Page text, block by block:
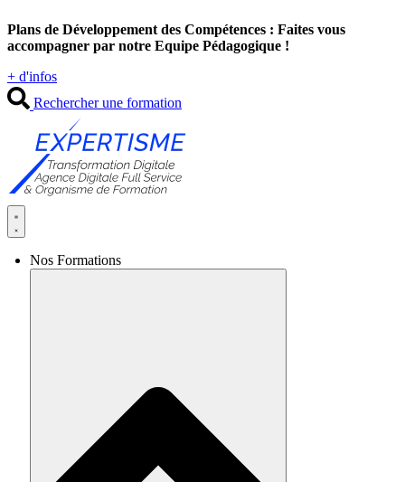
au
contenu
Plans de Développement des Compétences : Faites vous
accompagner par notre Equipe Pédagogique !
+ d'infos
Rechercher une formation
Nos Formations